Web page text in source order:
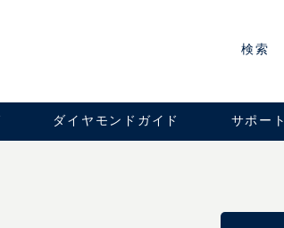
検索
ダイヤモンドガイド サポート